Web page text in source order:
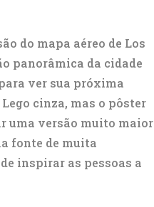
do mapa aéreo de Los
panorâmica da cidade
ver sua próxima
cinza, mas o pôster
uma versão muito maior
fonte de muita
inspirar as pessoas a